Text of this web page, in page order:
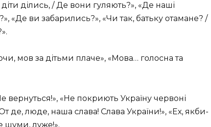
ділись, / Де вони гуляють?», «Де наші
«Де ви забарились?», «Чи так, батьку отамане? /
мов за дітьми плаче», «Мова… голосна та
вернуться!», «Не покриють Україну червоні
де, люде, наша слава! Слава України!», «Ех, якби-
шуми, луже!».